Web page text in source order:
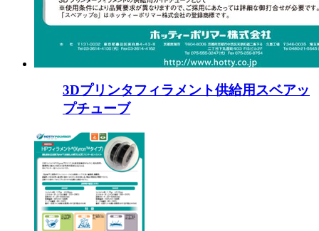
3Dプリンタフィラメント供給用スベアッ
プチューブ